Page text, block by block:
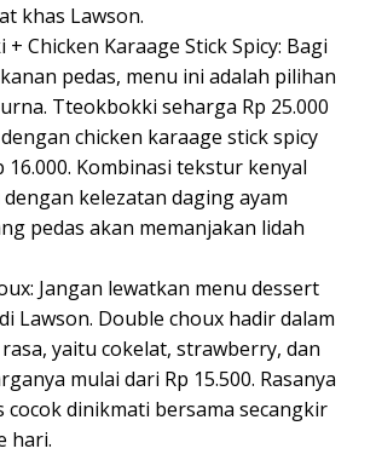
khas Lawson.
Chicken Karaage Stick Spicy: Bagi
pedas, menu ini adalah pilihan
Tteokbokki seharga Rp 25.000
chicken karaage stick spicy
16.000. Kombinasi tekstur kenyal
kelezatan daging ayam
pedas akan memanjakan lidah
Jangan lewatkan menu dessert
Lawson. Double choux hadir dalam
yaitu cokelat, strawberry, dan
mulai dari Rp 15.500. Rasanya
cocok dinikmati bersama secangkir
hari.